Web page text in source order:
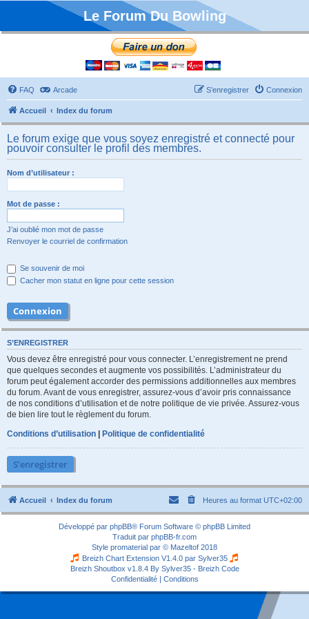
Le Forum Du Bowling
FAQ Arcade Connexion
S’enregistrer
Accueil Index du forum
Le forum exige que vous soyez enregistré et connecté pour
pouvoir consulter le profil des membres.
Nom d’utilisateur :
Mot de passe :
J’ai oublié mon mot de passe
Renvoyer le courriel de confirmation
Se souvenir de moi
Cacher mon statut en ligne pour cette session
S’ENREGISTRER
Vous devez être enregistré pour vous connecter. L’enregistrement ne prend
que quelques secondes et augmente vos possibilités. L’administrateur du
forum peut également accorder des permissions additionnelles aux membres
du forum. Avant de vous enregistrer, assurez-vous d’avoir pris connaissance
de nos conditions d’utilisation et de notre politique de vie privée. Assurez-vous
de bien lire tout le règlement du forum.
Conditions d’utilisation | Politique de confidentialité
S’enregistrer
Accueil Index du forum Heures au format UTC+02:00
Développé par phpBB® Forum Software © phpBB Limited
Traduit par phpBB-fr.com
Style promaterial par © Mazeltof 2018
Breizh Chart Extension V1.4.0 par Sylver35
Breizh Shoutbox v1.8.4 By Sylver35 - Breizh Code
Confidentialité| Conditions